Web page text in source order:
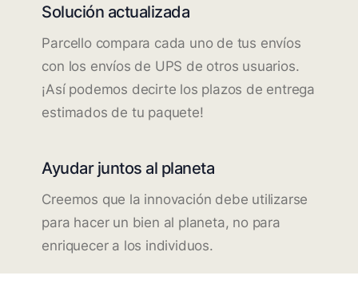
Solución actualizada
Parcello compara cada uno de tus envíos
con los envíos de UPS de otros usuarios.
¡Así podemos decirte los plazos de entrega
estimados de tu paquete!
Ayudar juntos al planeta
Creemos que la innovación debe utilizarse
para hacer un bien al planeta, no para
enriquecer a los individuos.